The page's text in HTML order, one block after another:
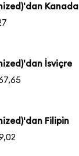
Kanada
İsviçre
Filipin